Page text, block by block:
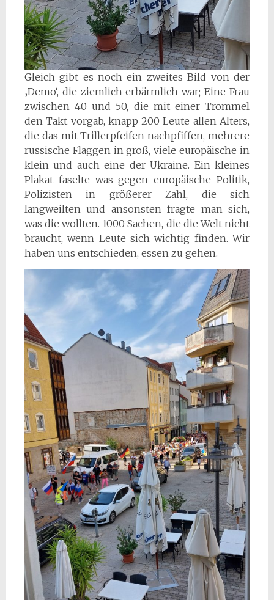
Gleich gibt es noch ein zweites Bild von der
‚Demo‘, die ziemlich erbärmlich war; Eine Frau
zwischen 40 und 50, die mit einer Trommel
den Takt vorgab, knapp 200 Leute allen Alters,
die das mit Trillerpfeifen nachpfiffen, mehrere
russische Flaggen in groß, viele europäische in
klein und auch eine der Ukraine. Ein kleines
Plakat faselte was gegen europäische Politik,
Polizisten in größerer Zahl, die sich
langweilten und ansonsten fragte man sich,
was die wollten. 1000 Sachen, die die Welt nicht
braucht, wenn Leute sich wichtig finden. Wir
haben uns entschieden, essen zu gehen.